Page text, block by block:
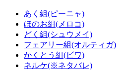
あく組(ピーニャ)
ほのお組(メロコ)
どく組(シュウメイ)
フェアリー組(オルティガ)
かくとう組(ビワ)
ネルケ(※ネタバレ)